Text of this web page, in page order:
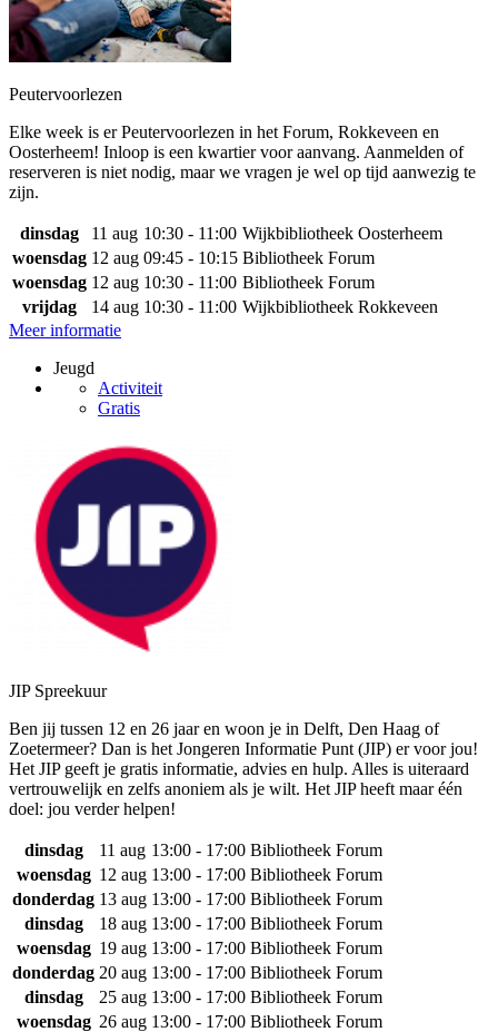
Peutervoorlezen
Elke week is er Peutervoorlezen in het Forum, Rokkeveen en
Oosterheem! Inloop is een kwartier voor aanvang. Aanmelden of
reserveren is niet nodig, maar we vragen je wel op tijd aanwezig te
zijn.
dinsdag 11 aug 10:30 - 11:00 Wijkbibliotheek Oosterheem
woensdag 12 aug 09:45 - 10:15 Bibliotheek Forum
woensdag 12 aug 10:30 - 11:00 Bibliotheek Forum
vrijdag
14 aug 10:30 - 11:00 Wijkbibliotheek Rokkeveen
Meer informatie
Jeugd
Activiteit
Gratis
JIP Spreekuur
Ben jij tussen 12 en 26 jaar en woon je in Delft, Den Haag of
Zoetermeer? Dan is het Jongeren Informatie Punt (JIP) er voor jou!
Het JIP geeft je gratis informatie, advies en hulp. Alles is uiteraard
vertrouwelijk en zelfs anoniem als je wilt. Het JIP heeft maar één
doel: jou verder helpen!
dinsdag 11 aug 13:00 - 17:00 Bibliotheek Forum
woensdag 12 aug 13:00 - 17:00 Bibliotheek Forum
donderdag 13 aug 13:00 - 17:00 Bibliotheek Forum
dinsdag
18 aug 13:00 - 17:00 Bibliotheek Forum
woensdag 19 aug 13:00 - 17:00 Bibliotheek Forum
donderdag 20 aug 13:00 - 17:00 Bibliotheek Forum
dinsdag
25 aug 13:00 - 17:00 Bibliotheek Forum
woensdag 26 aug 13:00 - 17:00 Bibliotheek Forum